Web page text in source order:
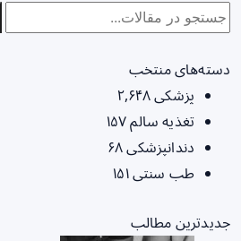
دسته‌های منتخب
پزشکی۲,۶۴۸
تغذیه سالم۱۵۷
دندانپزشکی۶۸
طب سنتی۱۵۱
جدیدترین مطالب